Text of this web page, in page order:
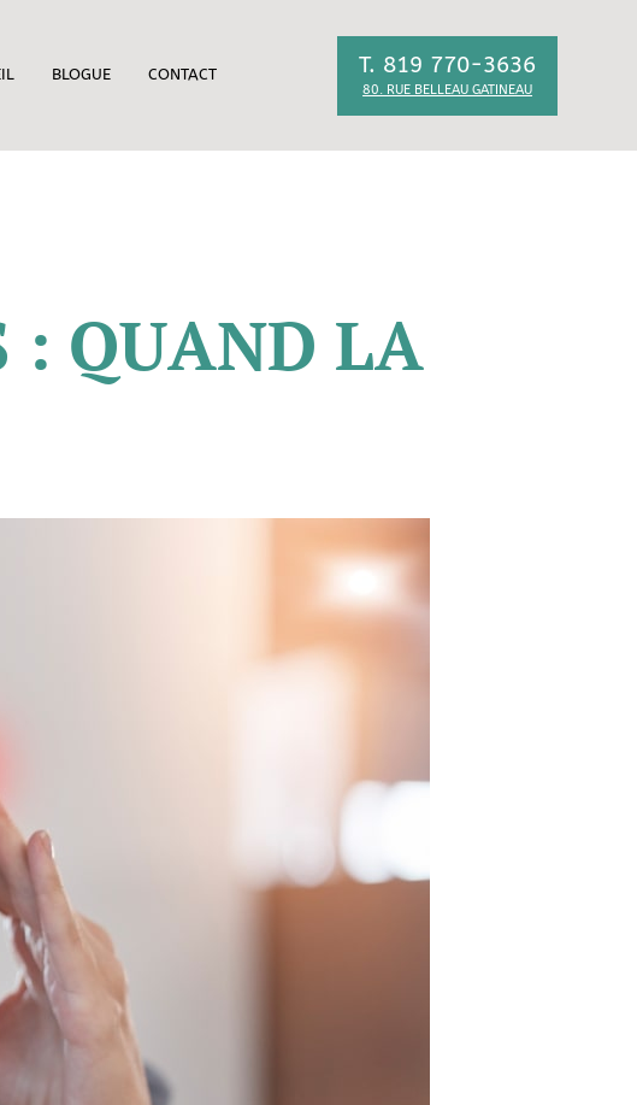
BLOGUE CONTACT T. 819 770-3636
80. RUE BELLEAU GATINEAU
: QUAND LA